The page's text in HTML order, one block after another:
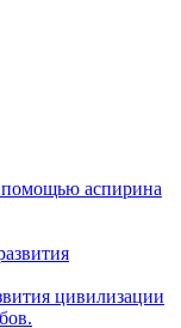
помощью аспирина
цивилизации